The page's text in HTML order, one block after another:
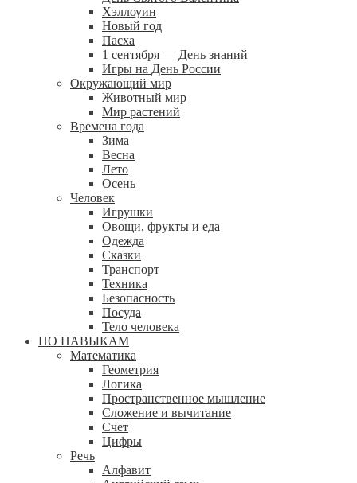
Хэллоуин
Новый год
Пасха
1 сентября — День знаний
Игры на День России
Окружающий мир
Животный мир
Мир растений
Времена года
Зима
Весна
Лето
Осень
Человек
Игрушки
Овощи, фрукты и еда
Одежда
Сказки
Транспорт
Техника
Безопасность
Посуда
Тело человека
ПО НАВЫКАМ
Математика
Геометрия
Логика
Пространственное мышление
Сложение и вычитание
Счет
Цифры
Речь
Алфавит